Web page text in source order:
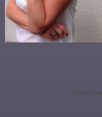
Nakodoval: